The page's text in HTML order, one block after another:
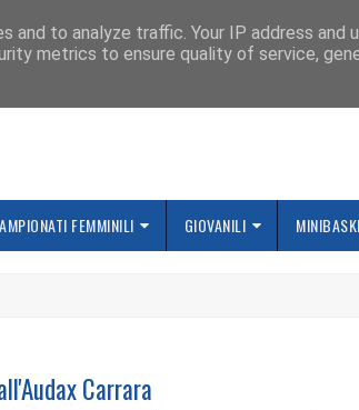
FEMMINILI GIOVANILI
Carrara
to analyze traffic. Your IP address and
metrics to ensure quality of service,